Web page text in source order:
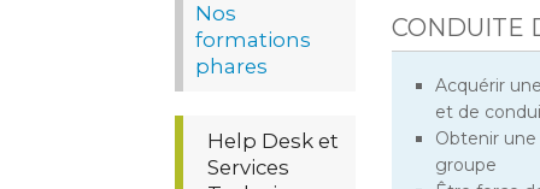
Nos
formations
phares
Help Desk et
Services
CONDUITE
Acquérir
et de
Obtenir
groupe